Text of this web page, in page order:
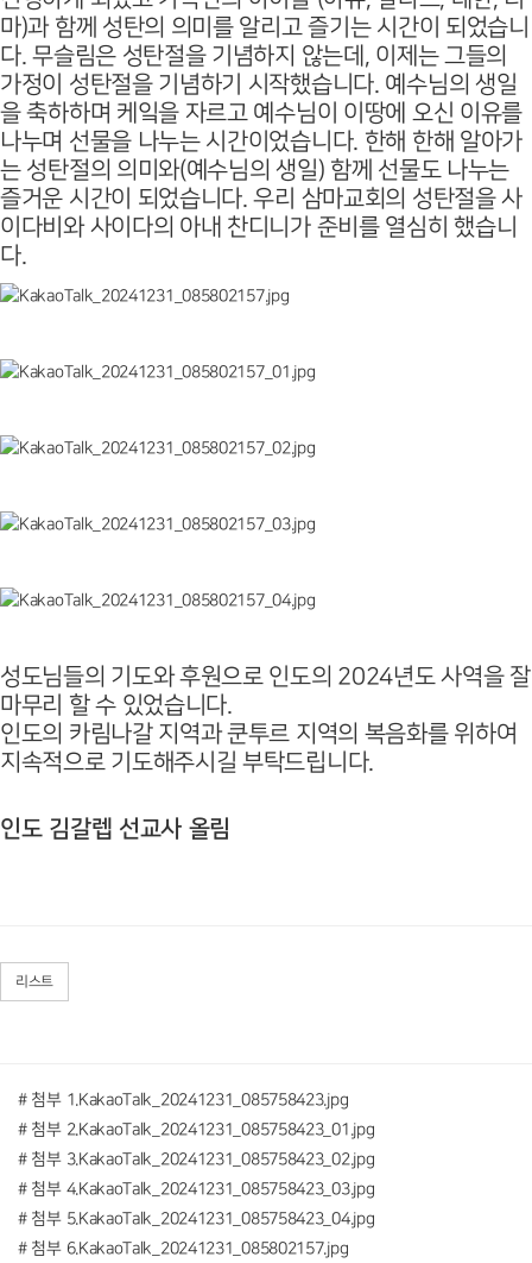
마)과 함께 성탄의 의미를 알리고 즐기는 시간이 되었습니
다. 무슬림은 성탄절을 기념하지 않는데, 이제는 그들의
가정이 성탄절을 기념하기 시작했습니다. 예수님의 생일
을 축하하며 케잌을 자르고 예수님이 이땅에 오신 이유를
나누며 선물을 나누는 시간이었습니다. 한해 한해 알아가
는 성탄절의 의미와(예수님의 생일) 함께 선물도 나누는
즐거운 시간이 되었습니다. 우리 삼마교회의 성탄절을 사
이다비와 사이다의 아내 찬디니가 준비를 열심히 했습니
다.
성도님들의 기도와 후원으로 인도의 2024년도 사역을 잘
마무리 할 수 있었습니다.
인도의 카림나갈 지역과 쿤투르 지역의 복음화를 위하여
지속적으로 기도해주시길 부탁드립니다.
인도 김갈렙 선교사 올림
리스트
# 첨부 1.KakaoTalk_20241231_085758423.jpg
# 첨부 2.KakaoTalk_20241231_085758423_01.jpg
# 첨부 3.KakaoTalk_20241231_085758423_02.jpg
# 첨부 4.KakaoTalk_20241231_085758423_03.jpg
# 첨부 5.KakaoTalk_20241231_085758423_04.jpg
# 첨부 6.KakaoTalk_20241231_085802157.jpg